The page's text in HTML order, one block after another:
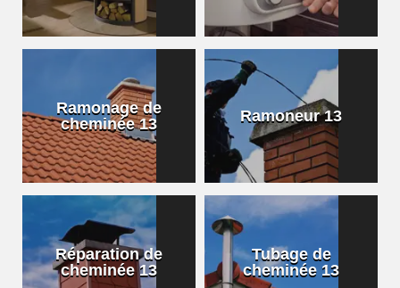
Ramonage de
cheminée 13
Ramoneur 13
Réparation de
cheminée 13
Tubage de
cheminée 13